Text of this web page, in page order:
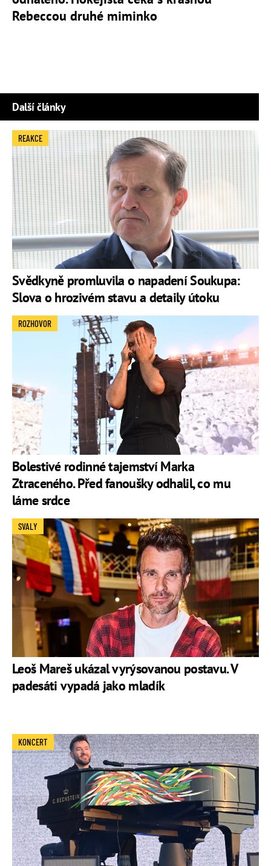
Rebeccou druhé miminko
Další články
Svědkyně promluvila o napadení Soukupa:
Slova o hrozivém stavu a detaily útoku
REAKCE
Bolestivé rodinné tajemství Marka
Ztraceného. Před fanoušky odhalil, co mu
láme srdce
ROZHOVOR
Leoš Mareš ukázal vyrýsovanou postavu. V
padesáti vypadá jako mladík
SVALY
KONCERT